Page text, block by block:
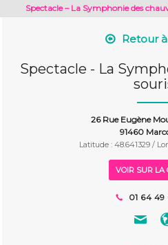
​Spectacle – La Symphonie des
Retour
​Spectacle - La
26 Rue Eugène
91460
Latitude : 48.641329 /
VOIR SUR LA
01 64